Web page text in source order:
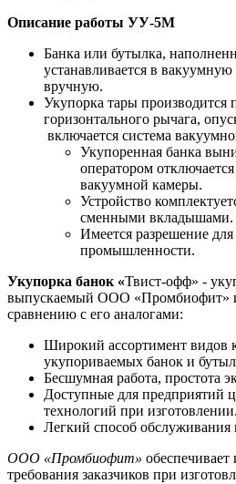
Описание работы УУ-5М
Банка или бутылка,
устанавливается в
вручную.
Укупорка тары производится
горизонтального рычага,
включается система
Укупоренная банка
оператором
вакуумной камеры.
Устройство
сменными вкладышами.
Имеется разрешение
промышленности.
Укупорка банок «Твист-офф» -
выпускаемый ООО «Промбиофит»
сравнению с его аналогами:
Широкий ассортимент видов
укупориваемых банок и
Бесшумная работа, простота
Доступные для предприятий
технологий при изготовлении.
Легкий способ обслуживания
ООО «Промбиофит»
требования заказчиков при